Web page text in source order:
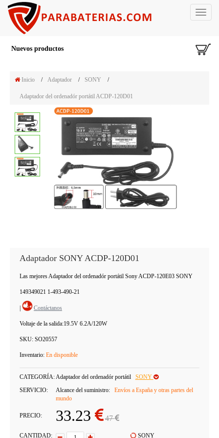
Toggle
Nuevos productos
Inicio / Adaptador / SONY /
Adaptador del ordenadór portátil ACDP-120D01
Adaptador SONY ACDP-120D01
Las mejores Adaptador del ordenadór portátil Sony ACDP-120E03 SONY
149349021 1-493-490-21
Contáctanos
Voltaje de la salida:19.5V 6.2A/120W
SKU: SO20557
Inventario: En disponible
CATEGORÍA:Adaptador del ordenadór portátil
SONY
SERVICIO:
Alcance del suministro:
Envíos a España y otras partes del
mundo
PRECIO: 33.23 47
CANTIDAD:
SONY